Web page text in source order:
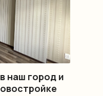
наш город и